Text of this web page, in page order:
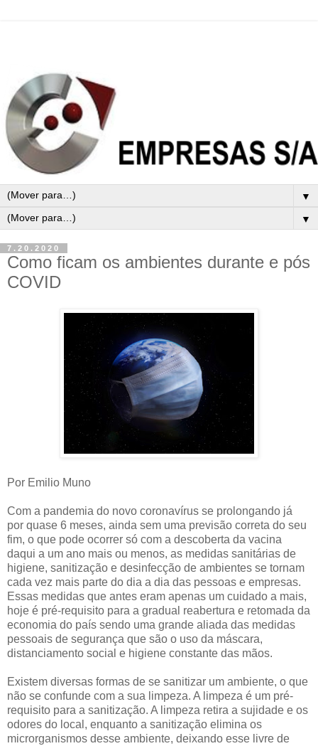
▼
▼
7.20.2020
Como ficam os ambientes durante e pós
COVID
Por Emilio Muno
Com a pandemia do novo coronavírus se prolongando já
por quase 6 meses, ainda sem uma previsão correta do seu
fim, o que pode ocorrer só com a descoberta da vacina
daqui a um ano mais ou menos, as medidas sanitárias de
higiene, sanitização e desinfecção de ambientes se tornam
cada vez mais parte do dia a dia das pessoas e empresas.
Essas medidas que antes eram apenas um cuidado a mais,
hoje é pré-requisito para a gradual reabertura e retomada da
economia do país sendo uma grande aliada das medidas
pessoais de segurança que são o uso da máscara,
distanciamento social e higiene constante das mãos.
Existem diversas formas de se sanitizar um ambiente, o que
não se confunde com a sua limpeza. A limpeza é um pré-
requisito para a sanitização. A limpeza retira a sujidade e os
odores do local, enquanto a sanitização elimina os
microrganismos desse ambiente, deixando esse livre de